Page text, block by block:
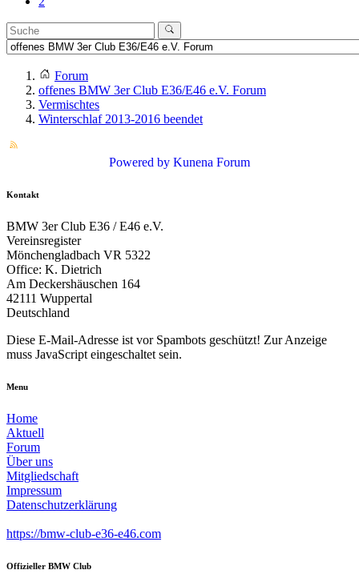
Forum
offenes BMW 3er Club E36/E46 e.V. Forum
Vermischtes
Winterschlaf 2013-2016 beendet
Powered by Kunena Forum
Kontakt
BMW 3er Club E36 / E46 e.V.
Vereinsregister
Mönchengladbach VR 5322
Office: K. Dietrich
Am Deckershäuschen 164
42111 Wuppertal
Deutschland
Diese E-Mail-Adresse ist vor Spambots geschützt! Zur Anzeige
muss JavaScript eingeschaltet sein.
Menu
Home
Aktuell
Forum
Über uns
Mitgliedschaft
Impressum
Datenschutzerklärung
https://bmw-club-e36-e46.com
Offizieller BMW Club